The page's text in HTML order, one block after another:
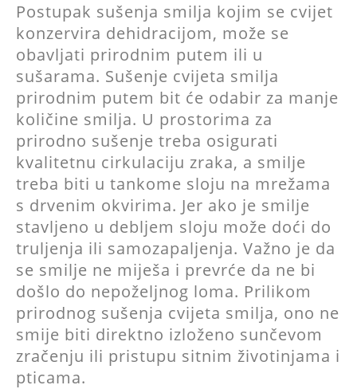
Postupak sušenja smilja kojim se cvijet
konzervira dehidracijom, može se
obavljati prirodnim putem ili u
sušarama. Sušenje cvijeta smilja
prirodnim putem bit će odabir za manje
količine smilja. U prostorima za
prirodno sušenje treba osigurati
kvalitetnu cirkulaciju zraka, a smilje
treba biti u tankome sloju na mrežama
s drvenim okvirima. Jer ako je smilje
stavljeno u debljem sloju može doći do
truljenja ili samozapaljenja. Važno je da
se smilje ne miješa i prevrće da ne bi
došlo do nepoželjnog loma. Prilikom
prirodnog sušenja cvijeta smilja, ono ne
smije biti direktno izloženo sunčevom
zračenju ili pristupu sitnim životinjama i
pticama.